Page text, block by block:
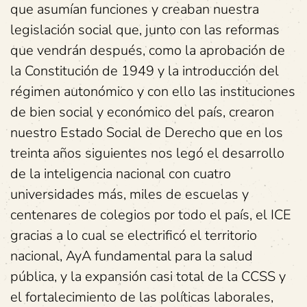
que asumían funciones y creaban nuestra
legislación social que, junto con las reformas
que vendrán después, como la aprobación de
la Constitución de 1949 y la introducción del
régimen autonómico y con ello las instituciones
de bien social y económico del país, crearon
nuestro Estado Social de Derecho que en los
treinta años siguientes nos legó el desarrollo
de la inteligencia nacional con cuatro
universidades más, miles de escuelas y
centenares de colegios por todo el país, el ICE
gracias a lo cual se electrificó el territorio
nacional, AyA fundamental para la salud
pública, y la expansión casi total de la CCSS y
el fortalecimiento de las políticas laborales,